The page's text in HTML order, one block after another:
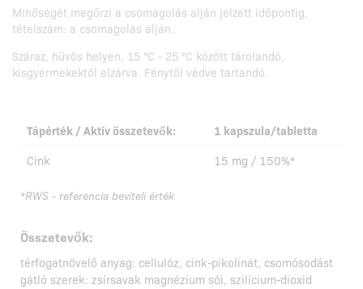
Minőségét megőrzi a csomagolás alján jelzett időpontig,
tételszám: a csomagolás alján.
Száraz, hűvös helyen, 15 °C - 25 °C között tárolandó,
kisgyermekektől elzárva. Fénytől védve tartandó.
Tápérték / Aktív összetevők:
1 kapszula/tabletta
Cink
15 mg / 150%*
*RWS - referencia beviteli érték
Összetevők:
térfogatnövelő anyag: cellulóz, cink-pikolinát, csomósodást
gátló szerek: zsírsavak magnézium sói, szilícium-dioxid